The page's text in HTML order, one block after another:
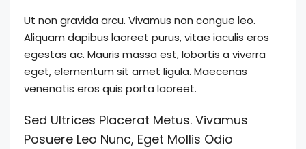
Ut non gravida arcu. Vivamus non congue leo.
Aliquam dapibus laoreet purus, vitae iaculis eros
egestas ac. Mauris massa est, lobortis a viverra
eget, elementum sit amet ligula. Maecenas
venenatis eros quis porta laoreet.
Sed Ultrices Placerat Metus. Vivamus
Posuere Leo Nunc, Eget Mollis Odio